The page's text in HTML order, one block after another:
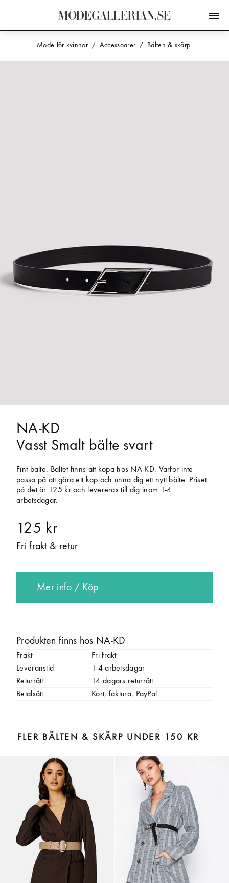
MODEGALLERIAN.SE
Mode för kvinnor Accessoarer Bälten & skärp
NA-KD
Vasst Smalt bälte svart
Fint bälte. Bältet finns att köpa hos NA-KD. Varför inte
passa på att göra ett kap och unna dig ett nytt bälte. Priset
på det är 125 kr och levereras till dig inom 1-4
arbetsdagar.
125 kr
Fri frakt & retur
Mer info / Köp
Produkten finns hos NA-KD
Frakt
Fri frakt
Leveranstid
1-4 arbetsdagar
Returrätt
14 dagars returrätt
Betalsätt
Kort, faktura, PayPal
FLER BÄLTEN & SKÄRP UNDER 150 KR